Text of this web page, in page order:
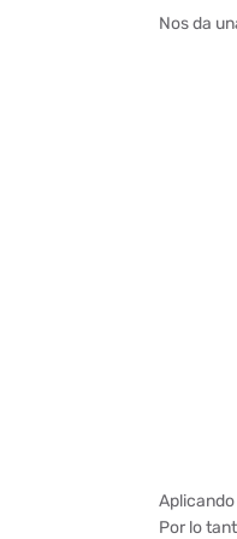
Nos da
Por lo